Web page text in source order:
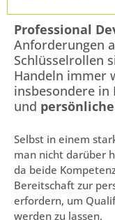
Professional
Anforderungen
Schlüsselrollen
Handeln immer
insbesondere in
und
Selbst in einem
man nicht darüber
da beide
Bereitschaft zur
erfordern, um
werden zu lassen.